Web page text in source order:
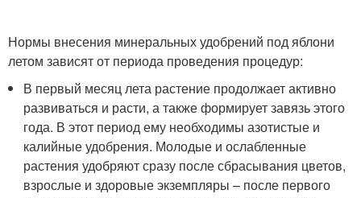
Нормы внесения минеральных удобрений под яблони
летом зависят от периода проведения процедур:
В первый месяц лета растение продолжает активно
развиваться и расти, а также формирует завязь этого
года. В этот период ему необходимы азотистые и
калийные удобрения. Молодые и ослабленные
растения удобряют сразу после сбрасывания цветов,
взрослые и здоровые экземпляры – после первого